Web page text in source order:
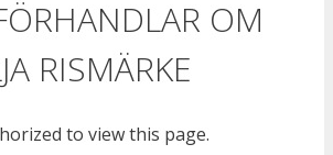
OM
RISMÄRKE
to view this page.